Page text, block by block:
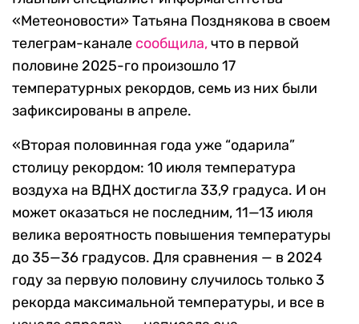
«Метеоновости» Татьяна Позднякова в своем
телеграм-канале сообщила,что в первой
половине 2025-го произошло 17
температурных рекордов, семь из них были
зафиксированы в апреле.
«Вторая половинная года уже “одарила”
столицу рекордом: 10 июля температура
воздуха на ВДНХ достигла 33,9 градуса. И он
может оказаться не последним, 11—13 июля
велика вероятность повышения температуры
до 35—36 градусов. Для сравнения — в 2024
году за первую половину случилось только 3
рекорда максимальной температуры, и все в